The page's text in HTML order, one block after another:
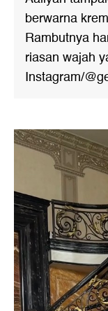
berwarna
Rambutnya
riasan wajah
Instagram/